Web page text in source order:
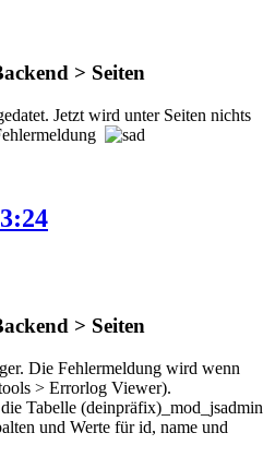
> Seiten
Jetzt wird unter Seiten nichts
> Seiten
Die Fehlermeldung wird wenn
> Errorlog Viewer).
Tabelle (deinpräfix)_mod_jsadmin
und Werte für id, name und